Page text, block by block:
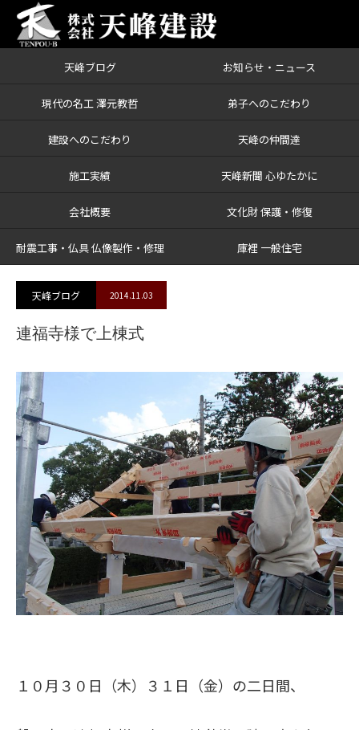
天峰ブログ お知らせ・ニュース
現代の名工 澤元教哲 弟子へのこだわり
建設へのこだわり 天峰の仲間達
施工実績 天峰新聞 心ゆたかに
会社概要 文化財 保護・修復
耐震工事・仏具 仏像製作・修理 庫裡 一般住宅
ブログ 連福寺様で上棟式
天峰ブログ 2014.11.03
連福寺様で上棟式
１０月３０日（木）３１日（金）の二日間、